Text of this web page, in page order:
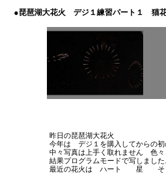
●琵琶湖大花火 デジ１練習パート１ 猫
昨日の琵琶湖大花火
今年は デジ１を購入してからの初
中々写真は上手く取れません 色々
結果プログラムモードで写しました
最近の花火は ハート 星 そして